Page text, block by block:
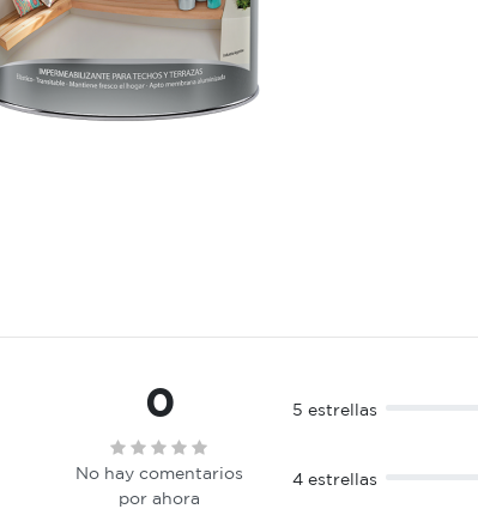
0
No hay comentarios
por ahora
5 estrellas
4 estrellas